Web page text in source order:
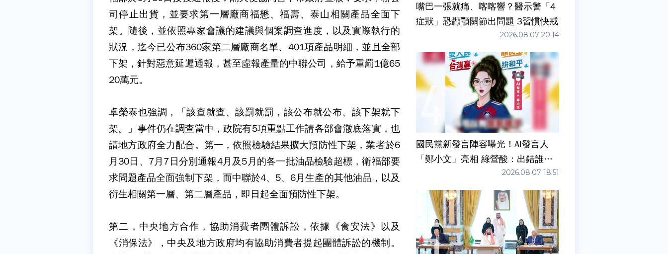
司停止出貨，並要求第一層廠商福懋、福壽、泰山相關產品全面下
架。隨後，並依照專家會議的建議與個案調查進度，以及實際執行的
狀況，迄今已公布360家第二層廠商名單、401項產品明細，並且全部
下架，針對惡意延遲通報，甚至虛報產量的中聯公司，給予重罰1億65
20萬元。
卓榮泰也強調，「該查就查、該罰就罰，該公布就公布、該下架就下
架。」事件仍在調查當中，政院有5項重點工作請各部會澈底落實，也
請地方政府全力配合。第一，依照檢驗結果擴大預防性下架，業者於6
月30日、7月7日分別通報4月及5月的各一批油品檢驗超標，衛福部要
求問題產品全面強制下架，而中聯於4、5、6月生產的其他油品，以及
衍生相關第一層、第二層產品，即日起全面預防性下架。
第二，中央地方合作，協助消費者團體訴訟，依據《食安法》以及
《消保法》，中央及地方政府均有協助消費者提起團體訴訟的機制。
嘴巴一張就痛、喀喀響？醫示警「4
症狀」恐顳顎關節出問題 3習慣快戒
2026.08.07 20:14
國民黨新發言陣容曝光！AI發言人
「鄭小文」亮相 綠營酸：出錯誰負
2026.08.07 18:51